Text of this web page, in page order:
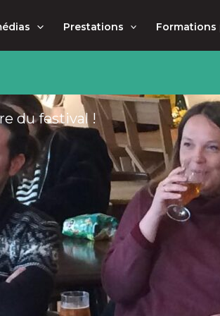
Prestations Formations
du festival !